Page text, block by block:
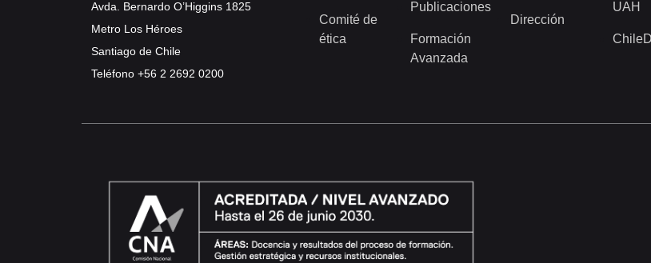
Avda. Bernardo O’Higgins 1825
Metro Los Héroes
Santiago de Chile
Teléfono +56 2 2692 0200
Comité de
ética
Publicaciones
Formación
Avanzada
Dirección
UAH